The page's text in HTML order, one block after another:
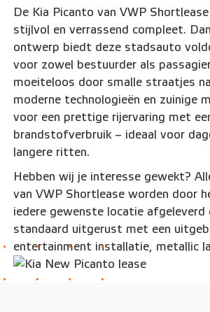
De Kia Picanto van VWP
stijlvol en verrassend compleet.
ontwerp biedt deze stadsauto
voor zowel bestuurder als
moeiteloos door smalle straatjes
moderne technologieën en zuinige
voor een prettige rijervaring met
brandstofverbruik – ideaal voor
langere ritten.
Hebben wij je interesse gewekt?
van VWP Shortlease worden door
iedere gewenste locatie afgeleverd
standaard uitgerust met een
entertainment installatie, metallic